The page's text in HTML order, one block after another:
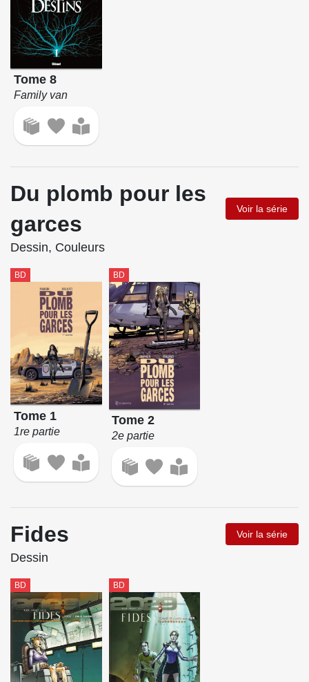
Tome 8
Family van
Du plomb pour les
garces
Voir la série
Dessin, Couleurs
BD
Tome 1
1re partie
BD
Tome 2
2e partie
Fides Voir la série
Dessin
BD BD